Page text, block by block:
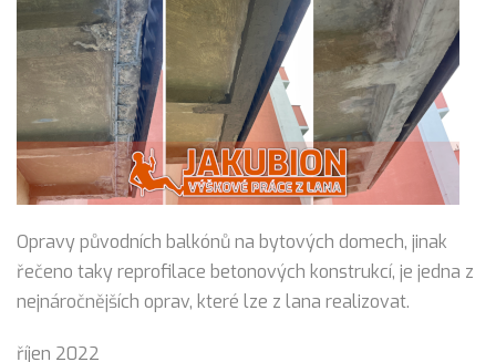
Opravy původních balkónů na bytových domech, jinak
řečeno taky reprofilace betonových konstrukcí, je jedna z
nejnáročnějších oprav, které lze z lana realizovat.
říjen 2022